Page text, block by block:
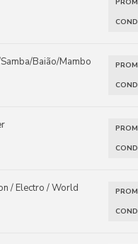
Baião/Mambo
/ Electro / World